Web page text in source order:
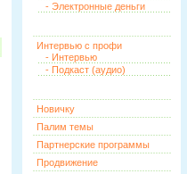
- Электронные деньги
Интервью с профи
- Интервью
- Подкаст (аудио)
Новичку
Палим темы
Партнерские программы
Продвижение